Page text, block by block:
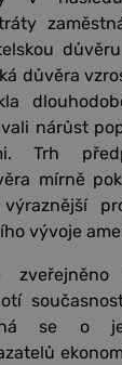
důvěra
nárůst
Trh
mírně
vývoje
se o